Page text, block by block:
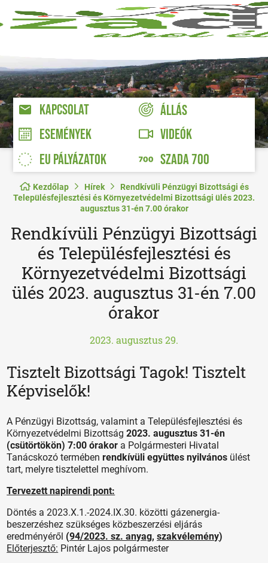
KAPCSOLAT
ÁLLÁS
ESEMÉNYEK
VIDEÓK
EU PÁLYÁZATOK
SZADA 700
Kezdőlap Hírek
Rendkívüli Pénzügyi Bizottsági és
Településfejlesztési és Környezetvédelmi Bizottsági ülés 2023.
augusztus 31-én 7.00 órakor
Rendkívüli Pénzügyi Bizottsági
és Településfejlesztési és
Környezetvédelmi Bizottsági
ülés 2023. augusztus 31-én 7.00
órakor
2023. augusztus 29.
Tisztelt Bizottsági Tagok! Tisztelt
Képviselők!
A Pénzügyi Bizottság, valamint a Településfejlesztési és
Környezetvédelmi Bizottság2023. augusztus 31-én
(csütörtökön) 7:00 órakor a Polgármesteri Hivatal
Tanácskozó termébenrendkívüli együttes nyilvános ülést
tart, melyre tisztelettel meghívom.
Tervezett napirendi pont:
Döntés a 2023.X.1.-2024.IX.30. közötti gázenergia-
beszerzéshez szükséges közbeszerzési eljárás
eredményéről (94/2023. sz. anyag,szakvélemény)
Előterjesztő: Pintér Lajos polgármester